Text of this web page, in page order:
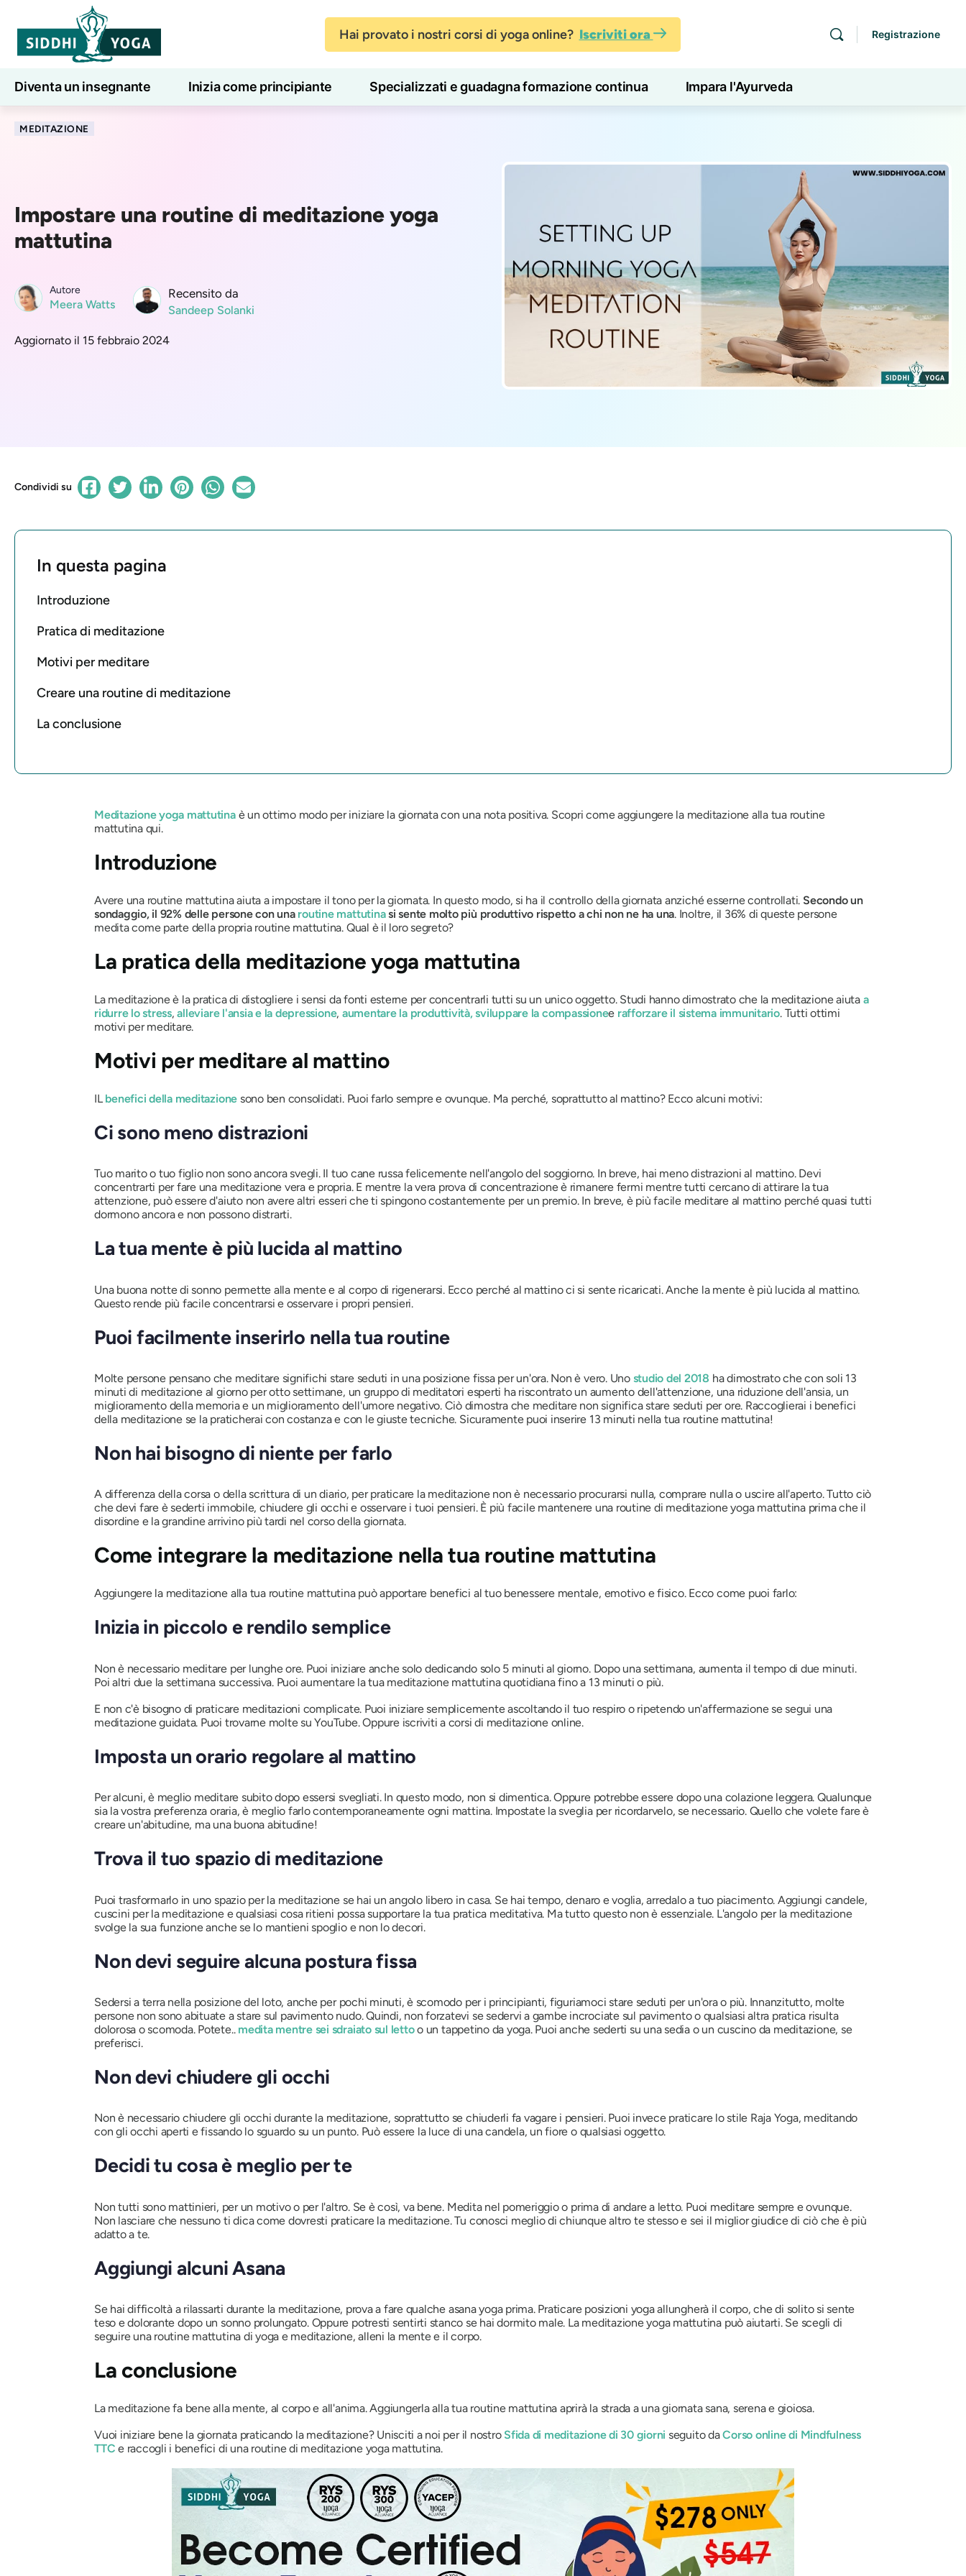
Hai provato i nostri corsi di yoga online? Iscriviti ora Registrazione
Diventa un insegnante Inizia come principiante Specializzati e guadagna formazione continua Impara l'Ayurveda
Lezioni di yoga online
MEDITAZIONE
Impostare una routine di meditazione yoga
mattutina
Autore
Meera Watts
Recensito da
Sandeep Solanki
Aggiornato il 15 febbraio 2024
Condividi su
In questa pagina
Introduzione
Pratica di meditazione
Motivi per meditare
Creare una routine di meditazione
La conclusione
Meditazione yoga mattutinaè un ottimo modo per iniziare la giornata con una nota positiva. Scopri come aggiungere la meditazione alla tua routine
mattutina qui.
Introduzione
Avere una routine mattutina aiuta a impostare il tono per la giornata. In questo modo, si ha il controllo della giornata anziché esserne controllati. Secondo un
sondaggio, il 92% delle persone con una routine mattutinasi sente molto più produttivo rispetto a chi non ne ha una. Inoltre, il 36% di queste persone
medita come parte della propria routine mattutina. Qual è il loro segreto?
La pratica della meditazione yoga mattutina
La meditazione è la pratica di distogliere i sensi da fonti esterne per concentrarli tutti su un unico oggetto. Studi hanno dimostrato che la meditazione aiuta a
ridurre lo stress,alleviare l'ansia e la depressione, aumentare la produttività, svilupparela compassionee rafforzare il sistema immunitario. Tutti ottimi
motivi per meditare.
Motivi per meditare al mattino
ILbenefici della meditazione sono ben consolidati. Puoi farlo sempre e ovunque. Ma perché, soprattutto al mattino? Ecco alcuni motivi:
Ci sono meno distrazioni
Tuo marito o tuo figlio non sono ancora svegli. Il tuo cane russa felicemente nell'angolo del soggiorno. In breve, hai meno distrazioni al mattino. Devi
concentrarti per fare una meditazione vera e propria. E mentre la vera prova di concentrazione è rimanere fermi mentre tutti cercano di attirare la tua
attenzione, può essere d'aiuto non avere altri esseri che ti spingono costantemente per un premio. In breve, è più facile meditare al mattino perché quasi tutti
dormono ancora e non possono distrarti.
La tua mente è più lucida al mattino
Una buona notte di sonno permette alla mente e al corpo di rigenerarsi. Ecco perché al mattino ci si sente ricaricati. Anche la mente è più lucida al mattino.
Questo rende più facile concentrarsi e osservare i propri pensieri.
Puoi facilmente inserirlo nella tua routine
Molte persone pensano che meditare significhi stare seduti in una posizione fissa per un'ora. Non è vero. Uno studio del 2018 ha dimostrato che con soli 13
minuti di meditazione al giorno per otto settimane, un gruppo di meditatori esperti ha riscontrato un aumento dell'attenzione, una riduzione dell'ansia, un
miglioramento della memoria e un miglioramento dell'umore negativo. Ciò dimostra che meditare non significa stare seduti per ore. Raccoglierai i benefici
della meditazione se la praticherai con costanza e con le giuste tecniche. Sicuramente puoi inserire 13 minuti nella tua routine mattutina!
Non hai bisogno di niente per farlo
A differenza della corsa o della scrittura di un diario, per praticare la meditazione non è necessario procurarsi nulla, comprare nulla o uscire all'aperto. Tutto ciò
che devi fare è sederti immobile, chiudere gli occhi e osservare i tuoi pensieri. È più facile mantenere una routine di meditazione yoga mattutina prima che il
disordine e la grandine arrivino più tardi nel corso della giornata.
Come integrare la meditazione nella tua routine mattutina
Aggiungere la meditazione alla tua routine mattutina può apportare benefici al tuo benessere mentale, emotivo e fisico. Ecco come puoi farlo:
Inizia in piccolo e rendilo semplice
Non è necessario meditare per lunghe ore. Puoi iniziare anche solo dedicando solo 5 minuti al giorno. Dopo una settimana, aumenta il tempo di due minuti.
Poi altri due la settimana successiva. Puoi aumentare la tua meditazione mattutina quotidiana fino a 13 minuti o più.
E non c'è bisogno di praticare meditazioni complicate. Puoi iniziare semplicemente ascoltando il tuo respiro o ripetendo un'affermazione se segui una
meditazione guidata. Puoi trovarne molte su YouTube. Oppure iscriviti a corsi di meditazione online.
Imposta un orario regolare al mattino
Per alcuni, è meglio meditare subito dopo essersi svegliati. In questo modo, non si dimentica. Oppure potrebbe essere dopo una colazione leggera. Qualunque
sia la vostra preferenza oraria, è meglio farlo contemporaneamente ogni mattina. Impostate la sveglia per ricordarvelo, se necessario. Quello che volete fare è
creare un'abitudine, ma una buona abitudine!
Trova il tuo spazio di meditazione
Puoi trasformarlo in uno spazio per la meditazione se hai un angolo libero in casa. Se hai tempo, denaro e voglia, arredalo a tuo piacimento. Aggiungi candele,
cuscini per la meditazione e qualsiasi cosa ritieni possa supportare la tua pratica meditativa. Ma tutto questo non è essenziale. L'angolo per la meditazione
svolge la sua funzione anche se lo mantieni spoglio e non lo decori.
Non devi seguire alcuna postura fissa
Sedersi a terra nella posizione del loto, anche per pochi minuti, è scomodo per i principianti, figuriamoci stare seduti per un'ora o più. Innanzitutto, molte
persone non sono abituate a stare sul pavimento nudo. Quindi, non forzatevi se sedervi a gambe incrociate sul pavimento o qualsiasi altra pratica risulta
dolorosa o scomoda. Potete.. medita mentre sei sdraiato sul lettoo un tappetino da yoga. Puoi anche sederti su una sedia o un cuscino da meditazione, se
preferisci.
Non devi chiudere gli occhi
Non è necessario chiudere gli occhi durante la meditazione, soprattutto se chiuderli fa vagare i pensieri. Puoi invece praticare lo stile Raja Yoga, meditando
con gli occhi aperti e fissando lo sguardo su un punto. Può essere la luce di una candela, un fiore o qualsiasi oggetto.
Decidi tu cosa è meglio per te
Non tutti sono mattinieri, per un motivo o per l'altro. Se è così, va bene. Medita nel pomeriggio o prima di andare a letto. Puoi meditare sempre e ovunque.
Non lasciare che nessuno ti dica come dovresti praticare la meditazione. Tu conosci meglio di chiunque altro te stesso e sei il miglior giudice di ciò che è più
adatto a te.
Aggiungi alcuni Asana
Se hai difficoltà a rilassarti durante la meditazione, prova a fare qualche asana yoga prima. Praticare posizioni yoga allungherà il corpo, che di solito si sente
teso e dolorante dopo un sonno prolungato. Oppure potresti sentirti stanco se hai dormito male. La meditazione yoga mattutina può aiutarti. Se scegli di
seguire una routine mattutina di yoga e meditazione, alleni la mente e il corpo.
La conclusione
La meditazione fa bene alla mente, al corpo e all'anima. Aggiungerla alla tua routine mattutina aprirà la strada a una giornata sana, serena e gioiosa.
Vuoi iniziare bene la giornata praticando la meditazione? Unisciti a noi per il nostro Sfida di meditazione di 30 giorni seguito daCorso online di Mindfulness
TTC e raccogli i benefici di una routine di meditazione yoga mattutina.